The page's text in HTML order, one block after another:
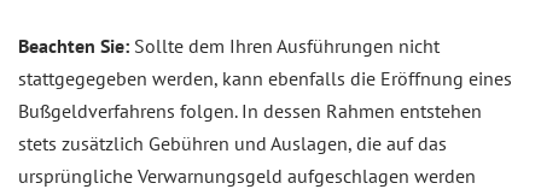
Beachten Sie: Sollte dem Ihren Ausführungen nicht
stattgegegeben werden, kann ebenfalls die Eröffnung eines
Bußgeldverfahrens folgen. In dessen Rahmen entstehen
stets zusätzlich Gebühren und Auslagen, die auf das
ursprüngliche Verwarnungsgeld aufgeschlagen werden